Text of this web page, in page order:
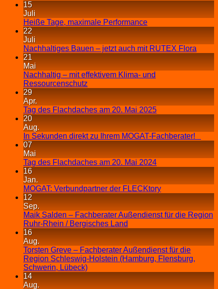
15
Juli
Heiße Tage, maximale Performance
22
Juli
Nachhaltiges Bauen – jetzt auch mit RUTEX Flora
21
Mai
Nachhaltig – mit effektivem Klima- und
Ressourcenschutz
29
Apr.
Tag des Flachdaches am 20. Mai 2025
20
Aug.
In Sekunden direkt zu Ihrem MOGAT-Fachberater!
07
Mai
Tag des Flachdaches am 20. Mai 2024
16
Jan.
MOGAT: Verbundpartner der FLECKtory
12
Sep.
Maik Salden – Fachberater Außendienst für die Region
Ruhr-Rhein / Bergisches Land
16
Aug.
Torsten Greve – Fachberater Außendienst für die
Region Schleswig-Holstein (Hamburg, Flensburg,
Schwerin, Lübeck)
14
Aug.